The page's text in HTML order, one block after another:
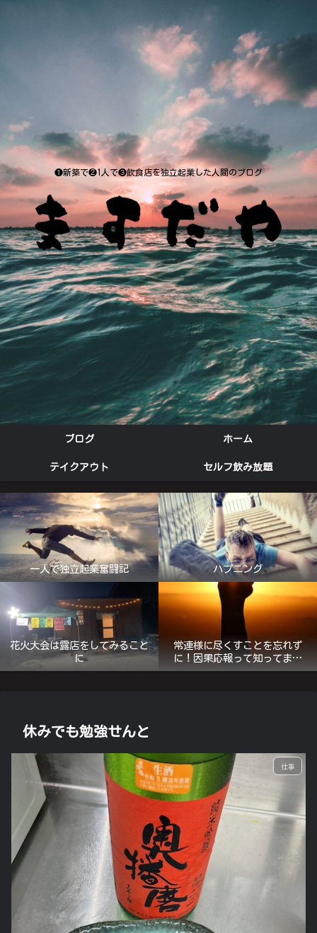
❶新築で❷1人で❸飲食店を独立起業した人間のブログ
ブログ ホーム
テイクアウト セルフ飲み放題
一人で独立起業奮闘記 ハプニング
花火大会は露店をしてみること
に
常連様に尽くすことを忘れず
に！因果応報って知ってます
か？
休みでも勉強せんと
仕事